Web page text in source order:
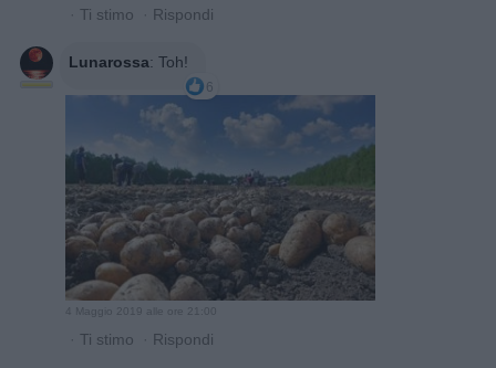
· Ti stimo · Rispondi
Lunarossa: Toh!
6
4 Maggio 2019 alle ore 21:00
· Ti stimo · Rispondi